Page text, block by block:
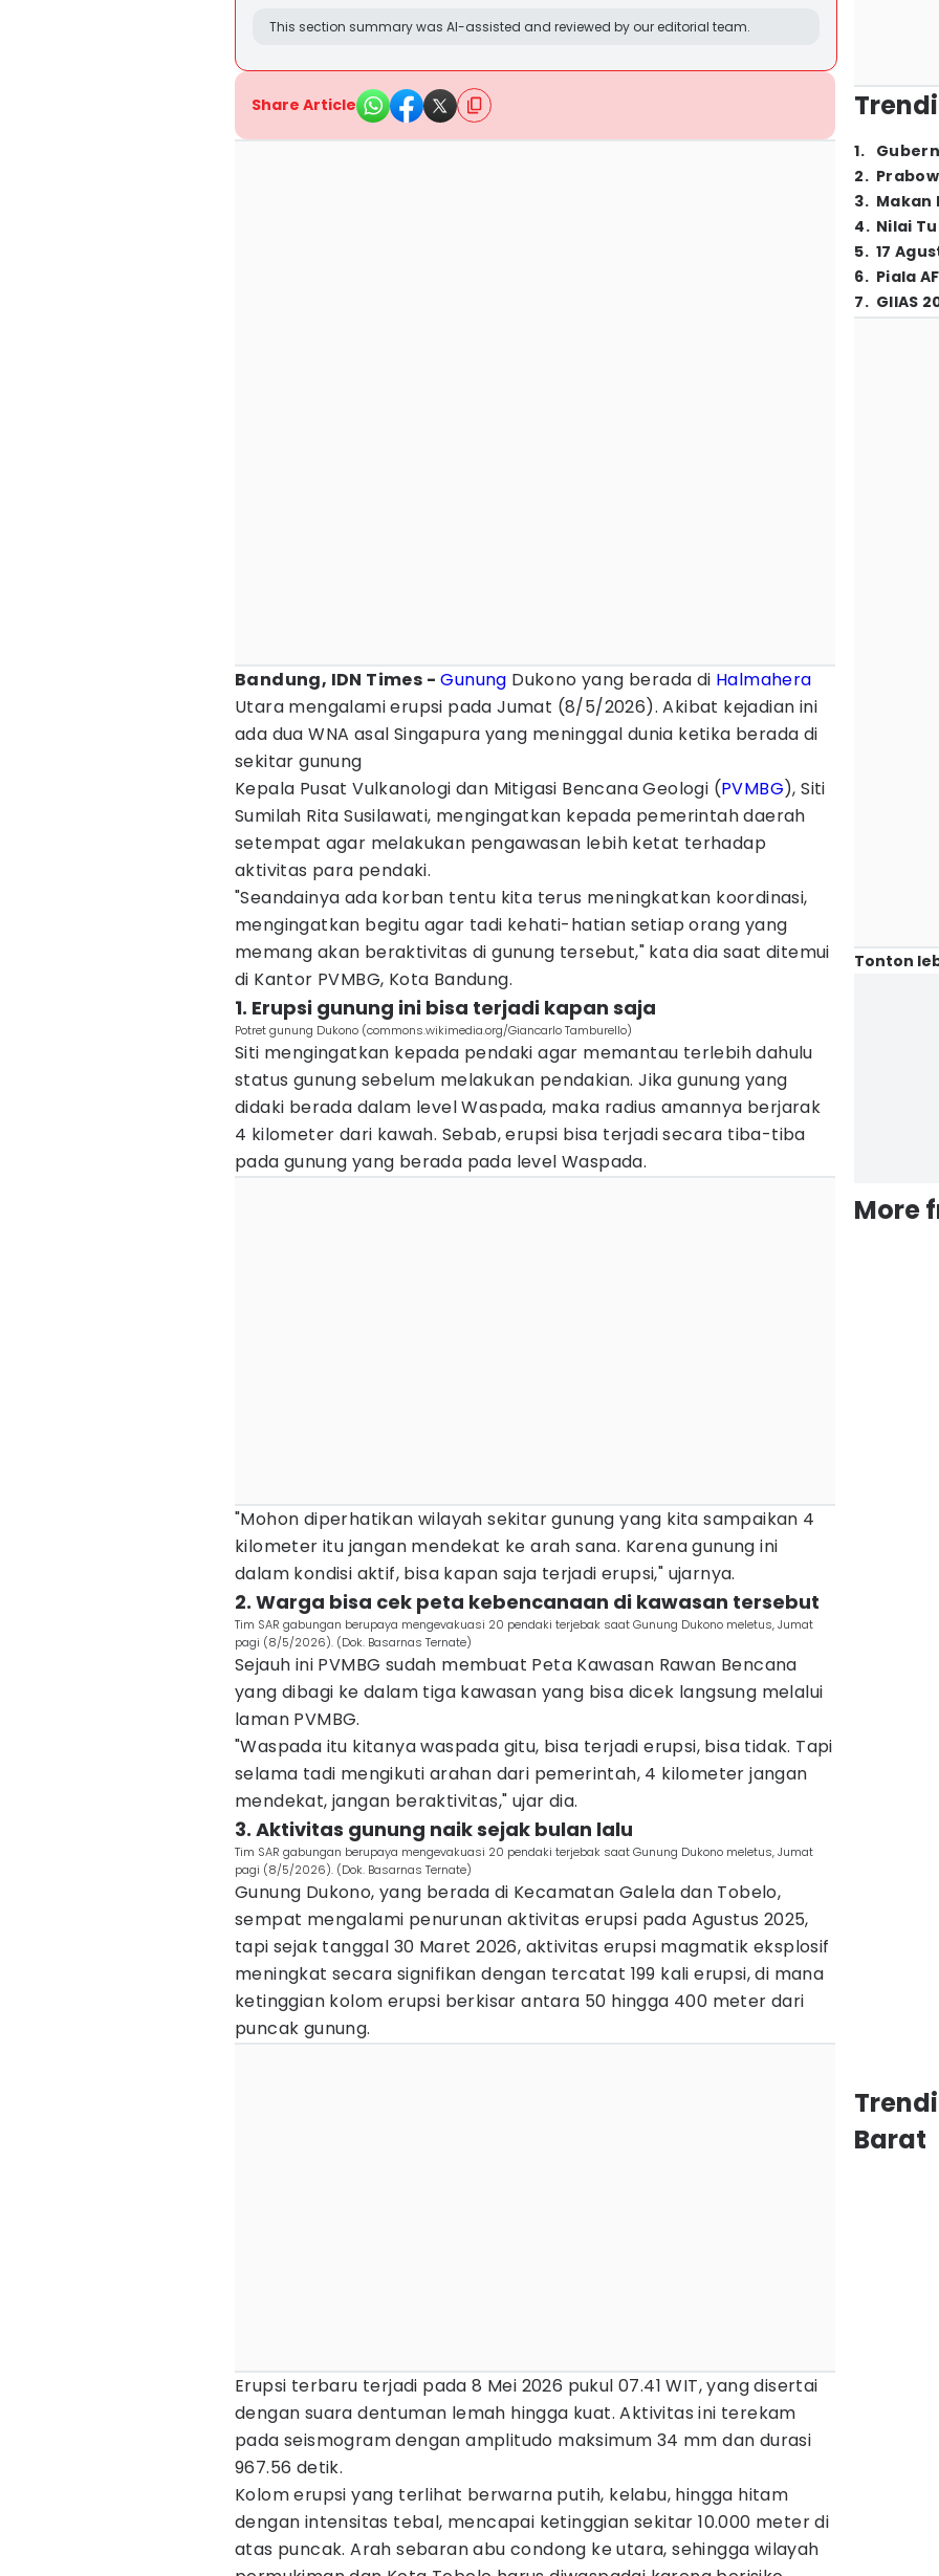
This section summary was AI-assisted and reviewed by our editorial team.
Share Article
Bandung, IDN Times - Gunung Dukono yang berada di Halmahera
Utara mengalami erupsi pada Jumat (8/5/2026). Akibat kejadian ini
ada dua WNA asal Singapura yang meninggal dunia ketika berada di
sekitar gunung
Kepala Pusat Vulkanologi dan Mitigasi Bencana Geologi (PVMBG), Siti
Sumilah Rita Susilawati, mengingatkan kepada pemerintah daerah
setempat agar melakukan pengawasan lebih ketat terhadap
aktivitas para pendaki.
"Seandainya ada korban tentu kita terus meningkatkan koordinasi,
mengingatkan begitu agar tadi kehati-hatian setiap orang yang
memang akan beraktivitas di gunung tersebut," kata dia saat ditemui
di Kantor PVMBG, Kota Bandung.
1. Erupsi gunung ini bisa terjadi kapan saja
Potret gunung Dukono (commons.wikimedia.org/Giancarlo Tamburello)
Siti mengingatkan kepada pendaki agar memantau terlebih dahulu
status gunung sebelum melakukan pendakian. Jika gunung yang
didaki berada dalam level Waspada, maka radius amannya berjarak
4 kilometer dari kawah. Sebab, erupsi bisa terjadi secara tiba-tiba
pada gunung yang berada pada level Waspada.
"Mohon diperhatikan wilayah sekitar gunung yang kita sampaikan 4
kilometer itu jangan mendekat ke arah sana. Karena gunung ini
dalam kondisi aktif, bisa kapan saja terjadi erupsi," ujarnya.
2. Warga bisa cek peta kebencanaan di kawasan tersebut
Tim SAR gabungan berupaya mengevakuasi 20 pendaki terjebak saat Gunung Dukono meletus, Jumat
pagi (8/5/2026). (Dok. Basarnas Ternate)
Sejauh ini PVMBG sudah membuat Peta Kawasan Rawan Bencana
yang dibagi ke dalam tiga kawasan yang bisa dicek langsung melalui
laman PVMBG.
"Waspada itu kitanya waspada gitu, bisa terjadi erupsi, bisa tidak. Tapi
selama tadi mengikuti arahan dari pemerintah, 4 kilometer jangan
mendekat, jangan beraktivitas," ujar dia.
3. Aktivitas gunung naik sejak bulan lalu
Tim SAR gabungan berupaya mengevakuasi 20 pendaki terjebak saat Gunung Dukono meletus, Jumat
pagi (8/5/2026). (Dok. Basarnas Ternate)
Gunung Dukono, yang berada di Kecamatan Galela dan Tobelo,
sempat mengalami penurunan aktivitas erupsi pada Agustus 2025,
tapi sejak tanggal 30 Maret 2026, aktivitas erupsi magmatik eksplosif
meningkat secara signifikan dengan tercatat 199 kali erupsi, di mana
ketinggian kolom erupsi berkisar antara 50 hingga 400 meter dari
puncak gunung.
Erupsi terbaru terjadi pada 8 Mei 2026 pukul 07.41 WIT, yang disertai
dengan suara dentuman lemah hingga kuat. Aktivitas ini terekam
pada seismogram dengan amplitudo maksimum 34 mm dan durasi
967.56 detik.
Kolom erupsi yang terlihat berwarna putih, kelabu, hingga hitam
dengan intensitas tebal, mencapai ketinggian sekitar 10.000 meter di
atas puncak. Arah sebaran abu condong ke utara, sehingga wilayah
1.
2.
3. Makan
4. Nilai
5. 17
6. Piala
7. GIIAS
Tonton
More
Barat